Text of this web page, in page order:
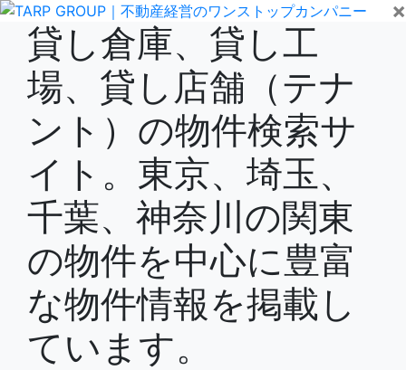
×
貸し倉庫、貸し工
場、貸し店舗（テナ
ント）の物件検索サ
イト。東京、埼玉、
千葉、神奈川の関東
の物件を中心に豊富
な物件情報を掲載し
ています。